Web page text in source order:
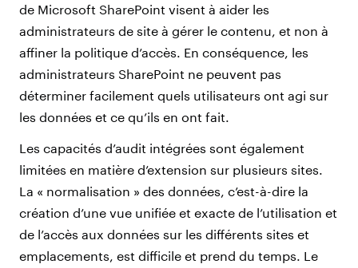
de Microsoft SharePoint visent à aider les
administrateurs de site à gérer le contenu, et non à
affiner la politique d’accès. En conséquence, les
administrateurs SharePoint ne peuvent pas
déterminer facilement quels utilisateurs ont agi sur
les données et ce qu’ils en ont fait.
Les capacités d’audit intégrées sont également
limitées en matière d’extension sur plusieurs sites.
La « normalisation » des données, c’est-à-dire la
création d’une vue unifiée et exacte de l’utilisation et
de l’accès aux données sur les différents sites et
emplacements, est difficile et prend du temps. Le